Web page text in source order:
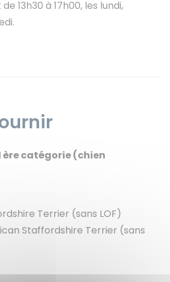
13h30 à 17h00, les lundi,
ère catégorie (chien
Terrier (sans LOF)
Staffordshire Terrier (sans